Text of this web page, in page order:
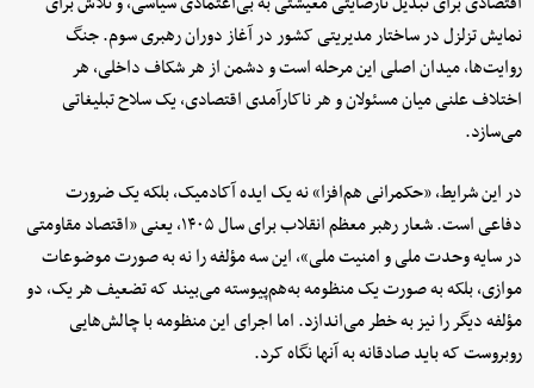
نمایش تزلزل در ساختار مدیریتی کشور در آغاز دوران رهبری سوم. جنگ
روایت‌ها، میدان اصلی این مرحله است و دشمن از هر شکاف داخلی، هر
اختلاف علنی میان مسئولان و هر ناکارآمدی اقتصادی، یک سلاح تبلیغاتی
می‌سازد.
در این شرایط، «حکمرانی هم‌افزا» نه یک ایده آکادمیک، بلکه یک ضرورت
دفاعی است. شعار رهبر معظم انقلاب برای سال ۱۴۰۵، یعنی «اقتصاد مقاومتی
در سایه وحدت ملی و امنیت ملی»، این سه مؤلفه را نه به صورت موضوعات
موازی، بلکه به صورت یک منظومه به‌هم‌پیوسته می‌بیند که تضعیف هر یک، دو
مؤلفه دیگر را نیز به خطر می‌اندازد. اما اجرای این منظومه با چالش‌هایی
روبروست که باید صادقانه به آنها نگاه کرد.